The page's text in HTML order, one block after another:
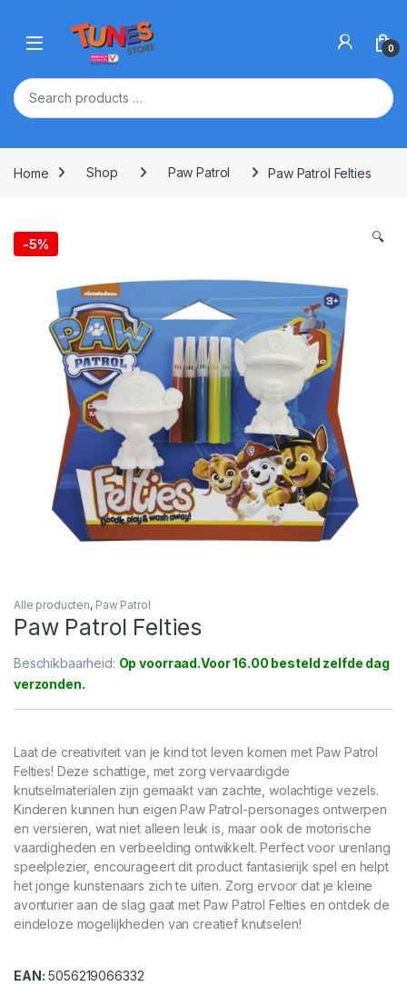
Open 0
Home Shop Paw Patrol Paw Patrol Felties
-5% 🔍
Alle producten, Paw Patrol
Paw Patrol Felties
Beschikbaarheid: Op voorraad
Laat de creativiteit van je kind tot leven komen met Paw Patrol
Felties! Deze schattige, met zorg vervaardigde
knutselmaterialen zijn gemaakt van zachte, wolachtige vezels.
Kinderen kunnen hun eigen Paw Patrol-personages ontwerpen
en versieren, wat niet alleen leuk is, maar ook de motorische
vaardigheden en verbeelding ontwikkelt. Perfect voor urenlang
speelplezier, encourageert dit product fantasierijk spel en helpt
het jonge kunstenaars zich te uiten. Zorg ervoor dat je kleine
avonturier aan de slag gaat met Paw Patrol Felties en ontdek de
eindeloze mogelijkheden van creatief knutselen!
EAN: 5056219066332